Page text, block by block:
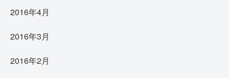
2016年4月
2016年3月
2016年2月